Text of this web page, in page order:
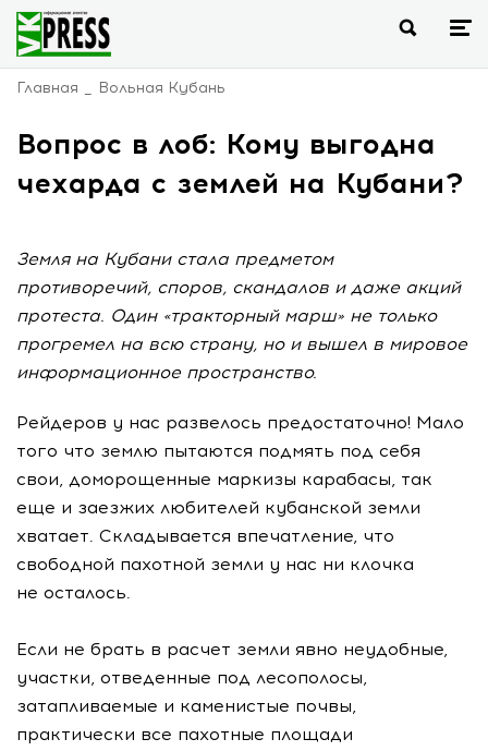
Главная Вольная Кубань
Вопрос в лоб: Кому выгодна
чехарда с землей на Кубани?
Земля на Кубани стала предметом
противоречий, споров, скандалов и даже акций
протеста. Один «тракторный марш» не только
прогремел на всю страну, но и вышел в мировое
информационное пространство.
Рейдеров у нас развелось предостаточно! Мало
того что землю пытаются подмять под себя
свои, доморощенные маркизы карабасы, так
еще и заезжих любителей кубанской земли
хватает. Складывается впечатление, что
свободной пахотной земли у нас ни клочка
не осталось.
Если не брать в расчет земли явно неудобные,
участки, отведенные под лесополосы,
затапливаемые и каменистые почвы,
практически все пахотные площади